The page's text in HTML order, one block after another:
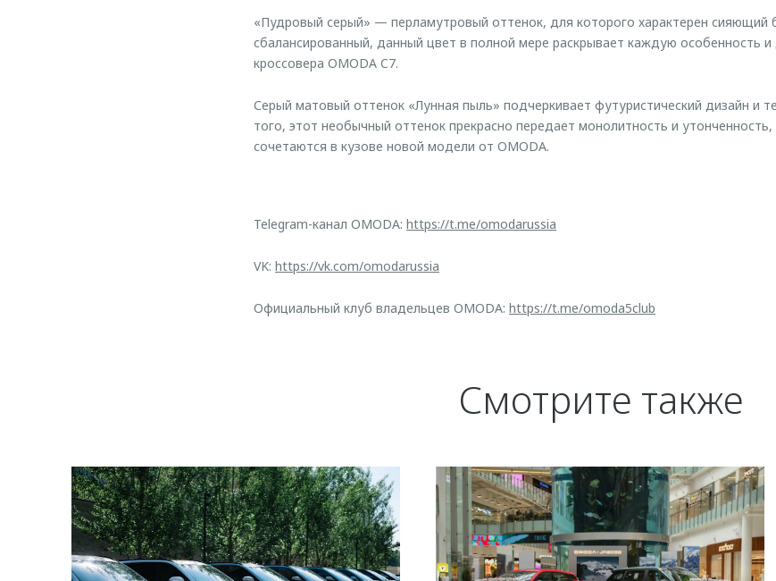
«Пудровый серый» — перламутровый оттенок, для которого характерен сияющий
сбалансированный, данный цвет в полной мере раскрывает каждую особенность
кроссовера OMODA C7.
Серый матовый оттенок «Лунная пыль» подчеркивает футуристический дизайн и
того, этот необычный оттенок прекрасно передает монолитность и утонченность,
сочетаются в кузове новой модели от OMODA.
Telegram-канал OMODA: https://t.me/omodarussia
VK: https://vk.com/omodarussia
Официальный клуб владельцев OMODA: https://t.me/omoda5club
Смотрите также